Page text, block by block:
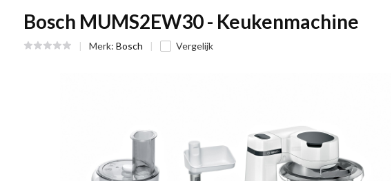
Bosch MUMS2EW30 - Keukenmachine
Merk: Bosch Vergelijk